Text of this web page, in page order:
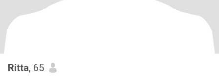
Ritta, 65